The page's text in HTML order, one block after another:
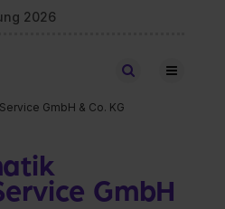
2026
Stellen finden
GmbH & Co. KG
GmbH